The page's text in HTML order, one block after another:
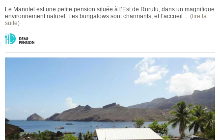
Le Manotel est une petite pension située à l’Est de Rurutu, dans un magnifique
environnement naturel. Les bungalows sont charmants, et l’accueil ... (lire la
suite)